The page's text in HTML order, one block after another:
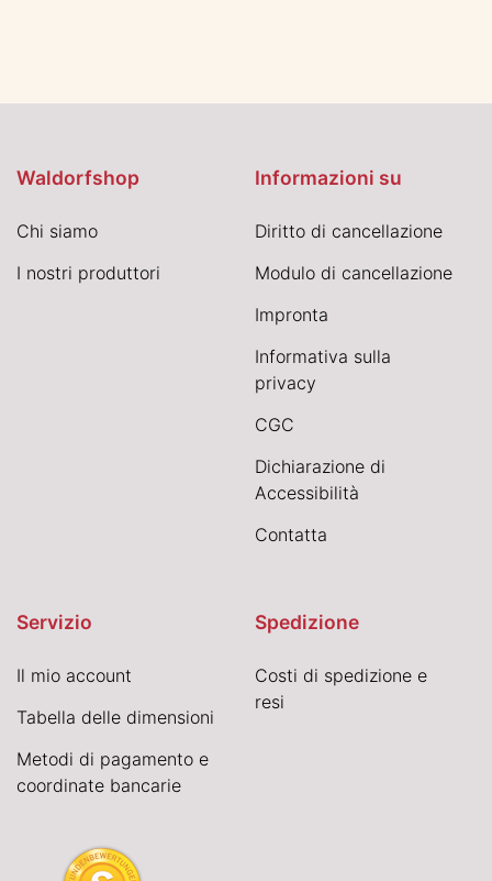
Waldorfshop
Chi siamo
I nostri produttori
Informazioni su
Diritto di cancellazione
Modulo di cancellazione
Impronta
Informativa sulla
privacy
CGC
Dichiarazione di
Accessibilità
Contatta
Servizio
Il mio account
Tabella delle dimensioni
Metodi di pagamento e
coordinate bancarie
Spedizione
Costi di spedizione e
resi